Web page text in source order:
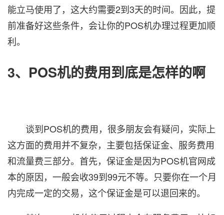
能立马使用了，这大约需要2到3天的时间。因此，提
前准备好这些条件，会让你的POS机办理过程更加顺
利。
3、POS机的费用到底是怎样的啊
谈到POS机的费用，很多朋友会有疑问，实际上
这方面的费用并不复杂，主要包括保证金、服务费用
和流量费三部分。首先，保证金是因为POS机官网成
本的原因，一般会收39到99元不等。只要你在一个月
内完成一定的交易，这个保证金是可以退回来的。